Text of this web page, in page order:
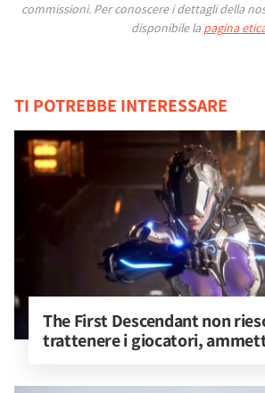
commissioni. Per conoscere i dettagli della
disponibile la pagina
TI POTREBBE INTERESSARE
The First Descendant non
trattenere i giocatori,